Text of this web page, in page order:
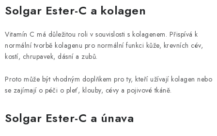
Solgar Ester-C a kolagen
Vitamín C má důležitou roli v souvislosti s kolagenem. Přispívá k
normální tvorbě kolagenu pro normální funkci kůže, krevních cév,
kostí, chrupavek, dásní a zubů.
Proto může být vhodným doplňkem pro ty, kteří užívají kolagen nebo
se zajímají o péči o pleť, klouby, cévy a pojivové tkáně.
Solgar Ester-C a únava